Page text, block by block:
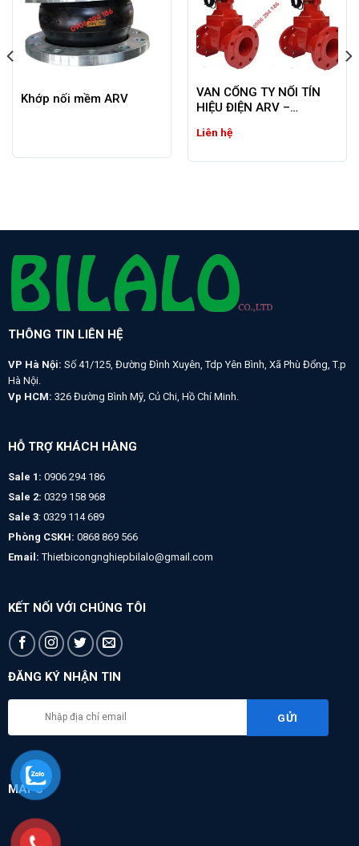
Khớp nối mềm ARV
VAN CỔNG TY NỔI TÍN
HIỆU ĐIỆN ARV –
Liên hệ
THÔNG TIN LIÊN HỆ
VP Hà Nội: Số 41/125, Đường Đình Xuyên, Tdp Yên Bình, Xã Phù Đổng, T.p
Hà Nội.
Vp HCM: 326 Đường Bình Mỹ, Củ Chi, Hồ Chí Minh.
HỖ TRỢ KHÁCH HÀNG
Sale 1: 0906 294 186
Sale 2: 0329 158 968
Sale 3: 0329 114 689
Phòng CSKH: 0868 869 566
Email: Thietbicongnghiepbilalo@gmail.com
KẾT NỐI VỚI CHÚNG TÔI
ĐĂNG KÝ NHẬN TIN
MAPS